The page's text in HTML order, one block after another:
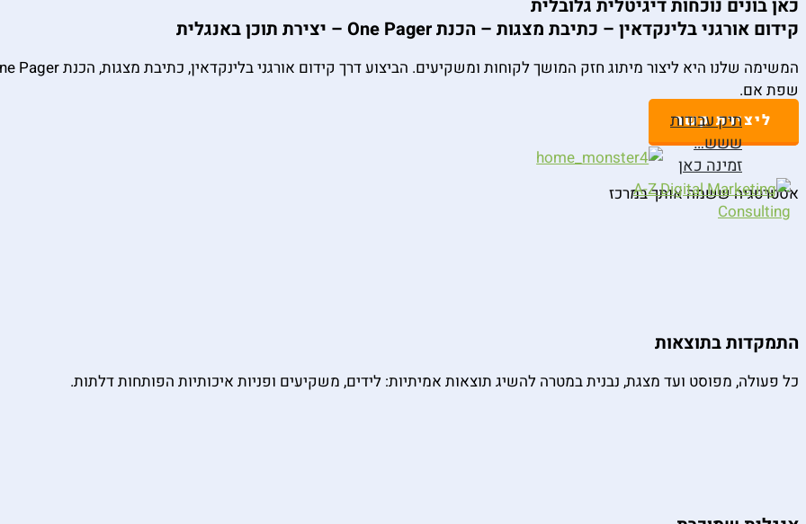
תיק עבודות
ששש…
זמינה כאן
כאן בונים נוכחות דיגיטלית גלובלית
קידום אורגני בלינקדאין – כתיבת מצגות – הכנת One Pager – יצירת תוכן באנגלית
שפת אם.
ליצירת קשר
אסטרטגיה ששמה אותךבמרכז
התמקדות בתוצאות
כל פעולה, מפוסט ועד מצגת, נבנית במטרה להשיג תוצאות אמיתיות: לידים, משקיעים ופניות איכותיות הפותחות דלתות.